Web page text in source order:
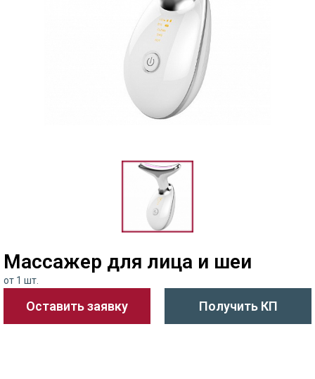
Массажер для лица и шеи
от 1 шт.
Оставить заявку Получить КП